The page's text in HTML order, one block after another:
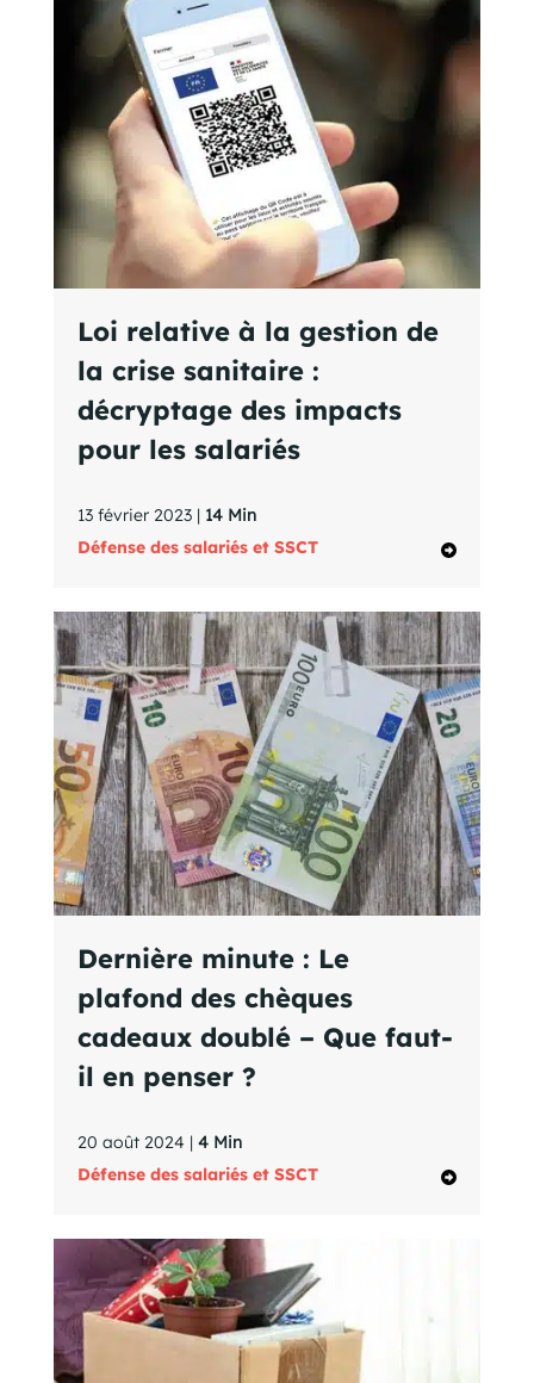
Loi relative à la gestion de
la crise sanitaire :
décryptage des impacts
pour les salariés
13 février 2023 | 14 Min
Défense des salariés et SSCT
Dernière minute : Le
plafond des chèques
cadeaux doublé – Que faut-
il en penser ?
20 août 2024 | 4 Min
Défense des salariés et SSCT